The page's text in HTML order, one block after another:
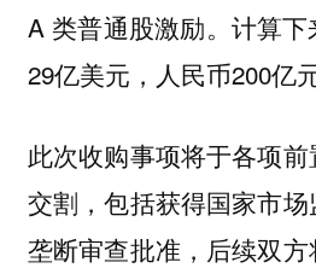
A 类普通股激励。计算
29亿美元，人民币200亿
此次收购事项将于各项
交割，包括获得国家市
垄断审查批准，后续双